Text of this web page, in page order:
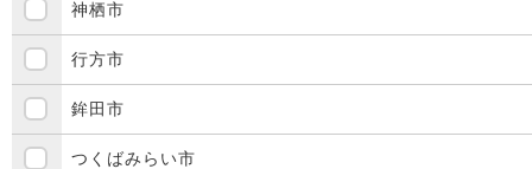
神栖市
行方市
鉾田市
つくばみらい市